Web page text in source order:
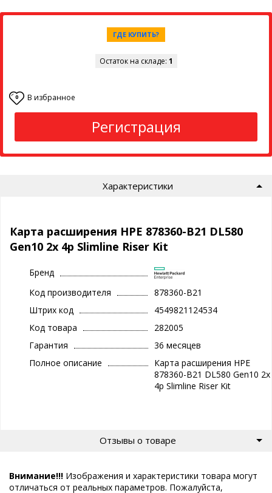
ГДЕ КУПИТЬ?
Остаток на складе: 1
0 В избранное
Регистрация
Характеристики
Карта расширения HPE 878360-B21 DL580
Gen10 2x 4p Slimline Riser Kit
Бренд
Код производителя
878360-B21
Штрих код
4549821124534
Код товара
282005
Гарантия
36 месяцев
Полное описание
Карта расширения HPE
878360-B21 DL580 Gen10 2x
4p Slimline Riser Kit
Отзывы о товаре
Внимание!!! Изображения и характеристики товара могут
отличаться от реальных параметров. Пожалуйста,